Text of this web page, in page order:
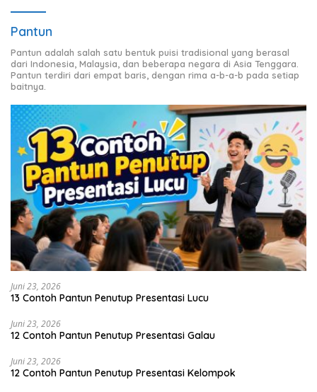
Pantun
Pantun adalah salah satu bentuk puisi tradisional yang berasal
dari Indonesia, Malaysia, dan beberapa negara di Asia Tenggara.
Pantun terdiri dari empat baris, dengan rima a-b-a-b pada setiap
baitnya.
Juni 23, 2026
13 Contoh Pantun Penutup Presentasi Lucu
Juni 23, 2026
12 Contoh Pantun Penutup Presentasi Galau
Juni 23, 2026
12 Contoh Pantun Penutup Presentasi Kelompok